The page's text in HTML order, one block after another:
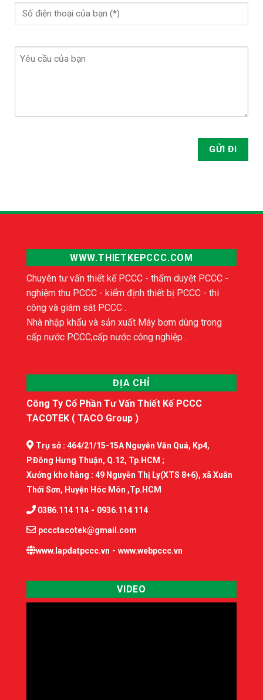
WWW.THIETKEPCCC.COM
Chuyên tư vấn thiết kế PCCC - thẩm duyệt PCCC -
nghiệm thu PCCC - kiểm định thiết bị PCCC - thi
công và giám sát PCCC .
Nhà nhập khẩu và sản xuất Máy bơm dùng trong
cấp nước PCCC,cấp nước công nghiệp .
ĐỊA CHỈ
Công Ty Cổ Phần Tư Vấn Thiết Kế PCCC
TACOTEK ( TACO Group )
Trụ sở : 464/21/15-15A Nguyễn Văn Quá, Kp4,
P.Đông Hưng Thuận, Q.12, Tp.HCM ;
Xưởng kho hàng : 49 Nguyễn Thị Ly(XTS 8+6), xã Xuân
Thới Sơn, Huyện Hóc Môn ,Tp.HCM
0386.114 114 - 0936.114 114
pccctacotek@gmail.com
www.lapdatpccc.vn - www.webpccc.vn
VIDEO